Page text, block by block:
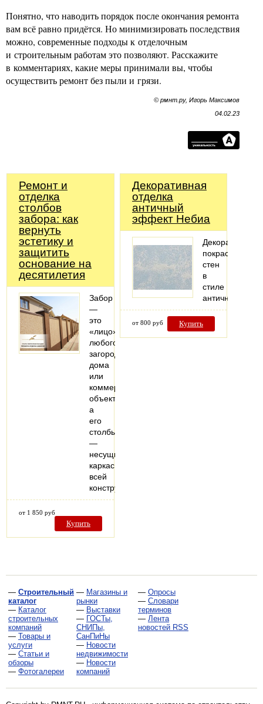
Понятно, что наводить порядок после окончания ремонта
вам всё равно придётся. Но минимизировать последствия
можно, современные подходы к отделочным
и строительным работам это позволяют. Расскажите
в комментариях, какие меры принимали вы, чтобы
осуществить ремонт без пыли и грязи.
© рмнт.ру, Игорь Максимов
04.02.23
Ремонт и
отделка
столбов
забора: как
вернуть
эстетику и
защитить
основание на
десятилетия
Забор
—
это
«лицо»
любого
загородного
дома
или
коммерческого
объекта,
а
его
столбы
—
несущий
каркас
всей
конструкции
от 1 850 руб
Купить
Декоративная
отделка
античный
эффект Небиа
Декоративная
покраска
стен
в
стиле
античности
от 800 руб Купить
— Строительный
каталог
— Каталог
строительных
компаний
— Товары и
услуги
— Статьи и
обзоры
— Фотогалереи
— Магазины и
рынки
— Выставки
— ГОСТы,
СНИПы,
СанПиНы
— Новости
недвижимости
— Новости
компаний
— Опросы
— Словари
терминов
— Лента
новостей RSS